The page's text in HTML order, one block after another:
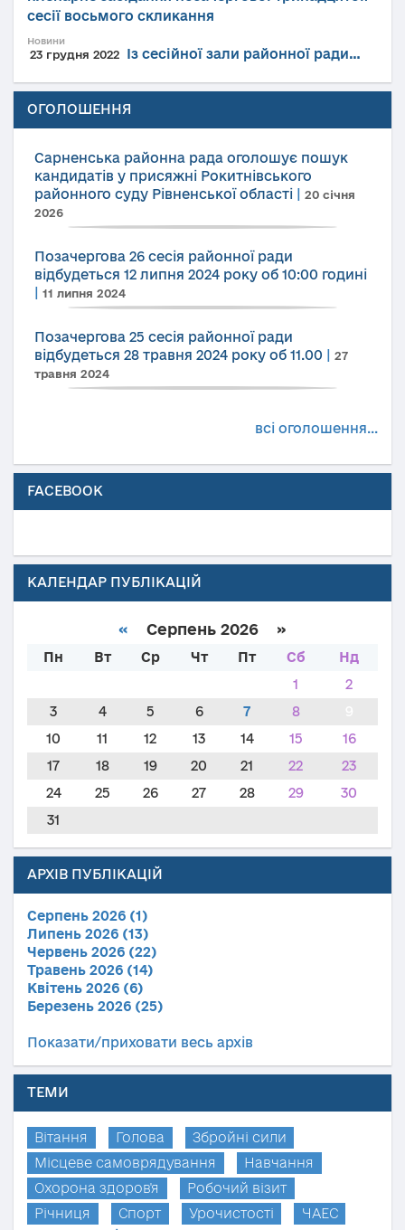
сесії восьмого скликання
Новини
23 грудня 2022 Із сесійної зали районної ради…
ОГОЛОШЕННЯ
Сарненська районна рада оголошує пошук
кандидатів у присяжні Рокитнівського
районного суду Рівненської області
20 січня
2026
Позачергова 26 сесія районної ради
відбудеться 12 липня 2024 року об 10:00 годині
11 липня 2024
Позачергова 25 сесія районної ради
відбудеться 28 травня 2024 року об 11.00
27
травня 2024
всі оголошення...
FACEBOOK
КАЛЕНДАР ПУБЛІКАЦІЙ
« Серпень 2026 »
Пн Вт Ср Чт Пт Сб
Нд
1
2
3
4 5 6 7 8
10
11 12 13 14 15
16
17
18 19 20 21 22
23
24
25 26 27 28 29
30
31
АРХІВ ПУБЛІКАЦІЙ
Серпень 2026 (1)
Липень 2026 (13)
Червень 2026 (22)
Травень 2026 (14)
Квітень 2026 (6)
Березень 2026 (25)
Показати/приховати весь архів
ТЕМИ
Вітання Голова
Збройні сили
Місцеве самоврядування
Навчання
Охорона здоров'я
Робочий візит
Річниця
Спорт Урочистості
ЧАЕС